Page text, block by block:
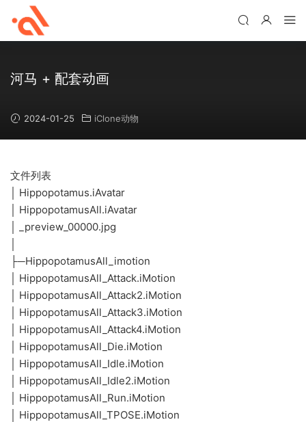
河马 + 配套动画
2024-01-25 iClone动物
文件列表
│ Hippopotamus.iAvatar
│ HippopotamusAll.iAvatar
│ _preview_00000.jpg
├─HippopotamusAll_imotion
│ HippopotamusAll_Attack.iMotion
│ HippopotamusAll_Attack2.iMotion
│ HippopotamusAll_Attack3.iMotion
│ HippopotamusAll_Attack4.iMotion
│ HippopotamusAll_Die.iMotion
│ HippopotamusAll_Idle.iMotion
│ HippopotamusAll_Idle2.iMotion
│ HippopotamusAll_Run.iMotion
│ HippopotamusAll_TPOSE.iMotion